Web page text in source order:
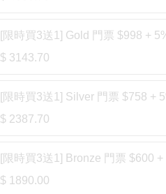
[限時買3送1] Gold 門票 $998 +
$ 3143.70
[限時買3送1] Silver 門票 $758 +
$ 2387.70
[限時買3送1] Bronze 門票 $600
$ 1890.00